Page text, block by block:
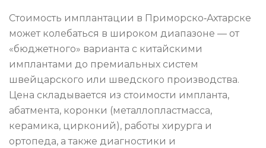
Стоимость имплантации в Приморско‑Ахтарске
может колебаться в широком диапазоне — от
«бюджетного» варианта с китайскими
имплантами до премиальных систем
швейцарского или шведского производства.
Цена складывается из стоимости импланта,
абатмента, коронки (металлопластмасса,
керамика, цирконий), работы хирурга и
ортопеда, а также диагностики и